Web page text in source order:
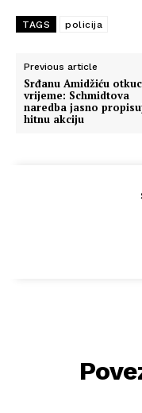
TAGS policija
Previous article
Srđanu Amidžiću
vrijeme: Schmidtova
naredba jasno
hitnu akciju